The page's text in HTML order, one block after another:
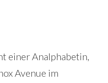
einer Analphabetin,
Avenue im